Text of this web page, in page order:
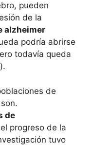
pueden
de la
alzheimer
podría abrirse
todavía queda
de
de
progreso de la
tuvo